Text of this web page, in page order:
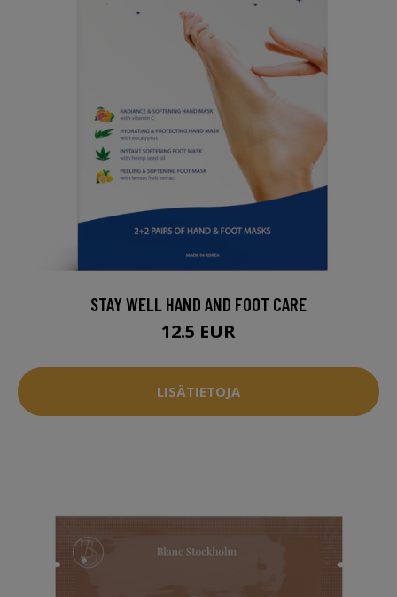
STAY WELL HAND AND FOOT CARE
12.5 EUR
LISÄTIETOJA